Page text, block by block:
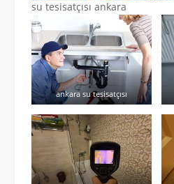
su tesisatçısı ankara
ankara su tesisatçısı